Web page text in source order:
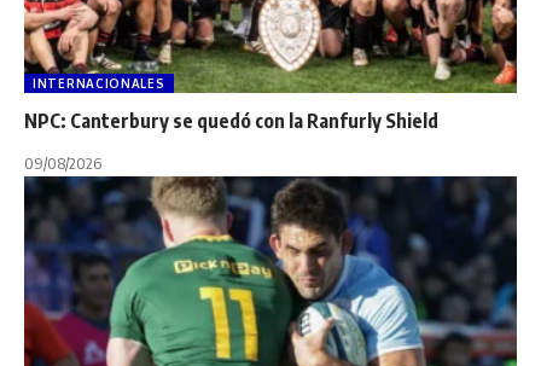
INTERNACIONALES
NPC: Canterbury se quedó con la Ranfurly Shield
09/08/2026